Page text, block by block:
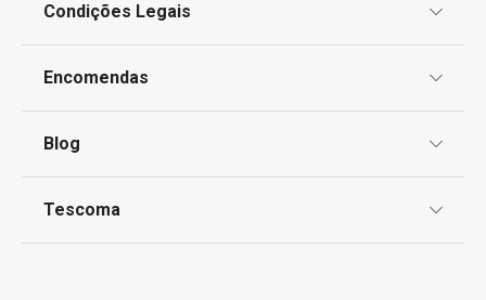
Condições Legais
Livro de Reclamações
Encomendas
Perguntas Frequentes
Blog
Tescoma